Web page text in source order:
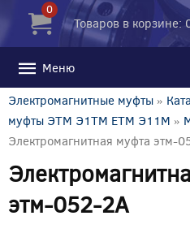
0
Товаров в корзине:
Меню
Электромагнитные муфты »
муфты ЭТМ Э1ТМ ETM Э11М »
Электромагнитная муфта этм-
этм-052-2А